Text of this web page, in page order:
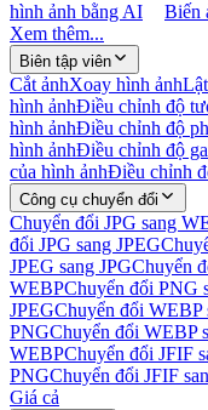
hình ảnh bằng AI
Biến
Xem thêm...
Biên tập viên
Cắt ảnhXoay hình ảnh
hình ảnhĐiều chỉnh độ
hình ảnhĐiều chỉnh độ
hình ảnhĐiều chỉnh độ
của hình ảnhĐiều chỉnh
Công cụ chuyển đổi
Chuyển đổi JPG sang
đổi JPG sang JPEG
JPEG sang JPGChuyển
WEBPChuyển đổi PNG
JPEGChuyển đổi WEBP
PNGChuyển đổi WEBP
WEBPChuyển đổi JFIF
PNGChuyển đổi JFIF
Giá cả